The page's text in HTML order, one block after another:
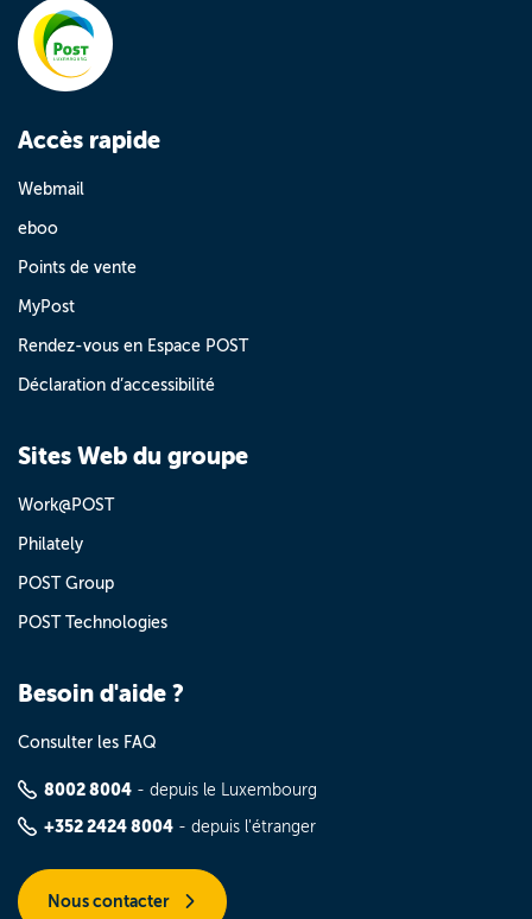
Accès rapide
Webmail
eboo
Points de vente
MyPost
Rendez-vous en Espace POST
Déclaration d’accessibilité
Sites Web du groupe
Work@POST
Philately
POST Group
POST Technologies
Besoin d'aide ?
Consulter les FAQ
8002 8004 - depuis le Luxembourg
+352 2424 8004 - depuis l'étranger
Nous contacter